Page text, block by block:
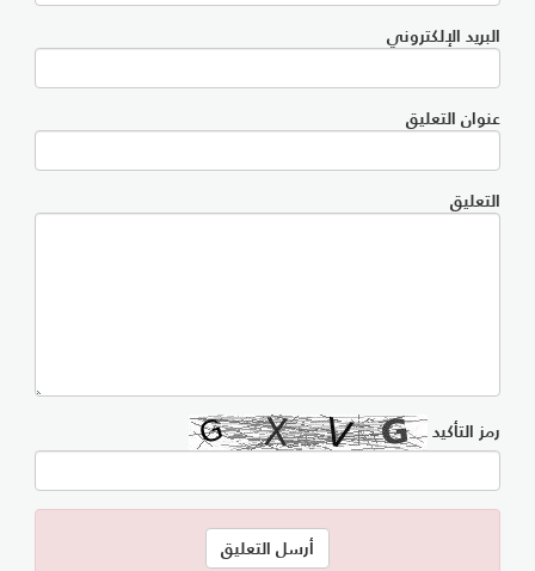
البريد الإلكتروني
عنوان التعليق
التعليق
رمز التأكيد